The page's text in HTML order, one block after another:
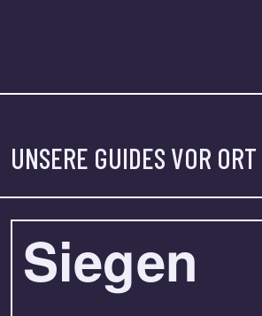
UNSERE GUIDES VOR ORT
Siegen